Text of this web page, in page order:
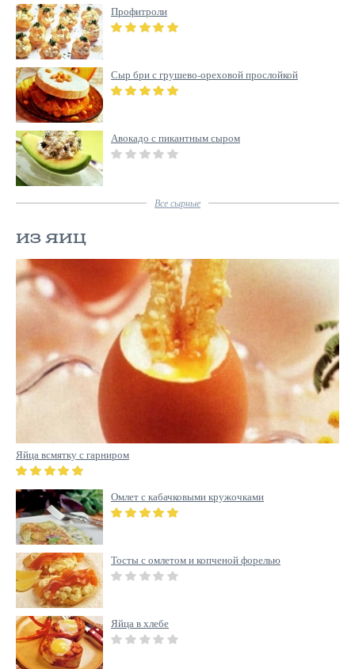
Профитроли
Сыр бри с грушево-ореховой прослойкой
Авокадо с пикантным сыром
Всесырные
ИЗ ЯИЦ
Яйца всмятку с гарниром
Омлет с кабачковыми кружочками
Тосты с омлетом и копченой форелью
Яйца в хлебе